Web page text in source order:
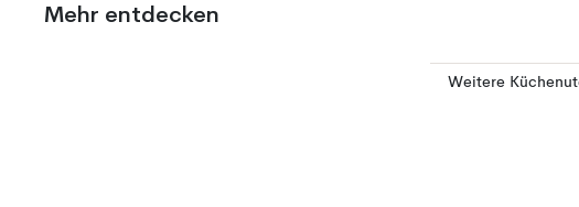
Mehr entdecken
Weitere